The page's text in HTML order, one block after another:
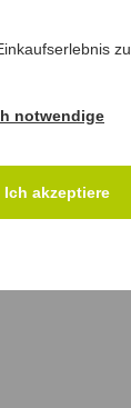
zu
notwendige
Ich akzeptiere